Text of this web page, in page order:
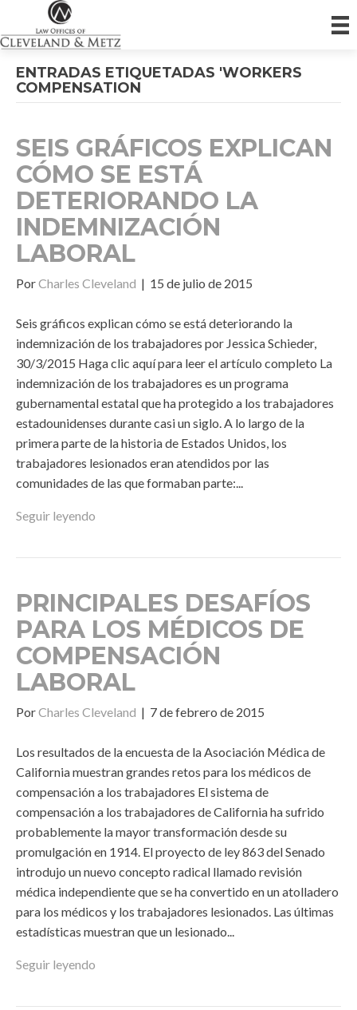
ENTRADAS ETIQUETADAS 'WORKERS
COMPENSATION
SEIS GRÁFICOS EXPLICAN
CÓMO SE ESTÁ
DETERIORANDO LA
INDEMNIZACIÓN
LABORAL
PorCharles Cleveland | 15 de julio de 2015
Seis gráficos explican cómo se está deteriorando la
indemnización de los trabajadores por Jessica Schieder,
30/3/2015 Haga clic aquí para leer el artículo completo La
indemnización de los trabajadores es un programa
gubernamental estatal que ha protegido a los trabajadores
estadounidenses durante casi un siglo. A lo largo de la
primera parte de la historia de Estados Unidos, los
trabajadores lesionados eran atendidos por las
comunidades de las que formaban parte:...
Seguir leyendo
PRINCIPALES DESAFÍOS
PARA LOS MÉDICOS DE
COMPENSACIÓN
LABORAL
PorCharles Cleveland | 7 de febrero de 2015
Los resultados de la encuesta de la Asociación Médica de
California muestran grandes retos para los médicos de
compensación a los trabajadores El sistema de
compensación a los trabajadores de California ha sufrido
probablemente la mayor transformación desde su
promulgación en 1914. El proyecto de ley 863 del Senado
introdujo un nuevo concepto radical llamado revisión
médica independiente que se ha convertido en un atolladero
para los médicos y los trabajadores lesionados. Las últimas
estadísticas muestran que un lesionado...
Seguir leyendo